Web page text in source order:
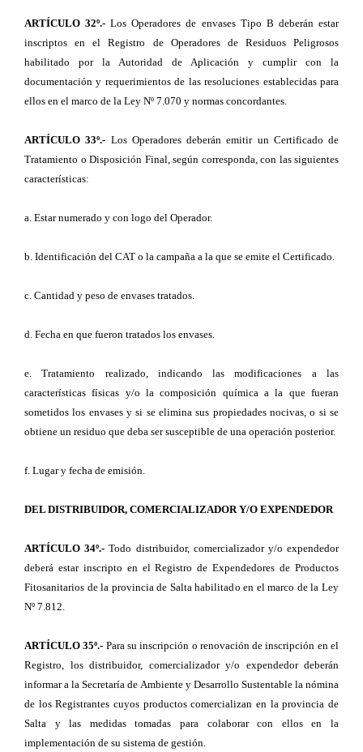
ARTÍCULO 32º.- Los Operadores de envases Tipo B deberán estar
inscriptos en el Registro de Operadores de Residuos Peligrosos
habilitado por la Autoridad de Aplicación y cumplir con la
documentación y requerimientos de las resoluciones establecidas para
ellos en el marco de la Ley Nº 7.070 y normas concordantes.
ARTÍCULO 33º.- Los Operadores deberán emitir un Certificado de
Tratamiento o Disposición Final, según corresponda, con las siguientes
características:
a. Estar numerado y con logo del Operador.
b. Identificación del CAT o la campaña a la que se emite el Certificado.
c. Cantidad y peso de envases tratados.
d. Fecha en que fueron tratados los envases.
e. Tratamiento realizado, indicando las modificaciones a las
características físicas y/o la composición química a la que fueran
sometidos los envases y si se elimina sus propiedades nocivas, o si se
obtiene un residuo que deba ser susceptible de una operación posterior.
f. Lugar y fecha de emisión.
DEL DISTRIBUIDOR, COMERCIALIZADOR Y/O EXPENDEDOR
ARTÍCULO 34º.- Todo distribuidor, comercializador y/o expendedor
deberá estar inscripto en el Registro de Expendedores de Productos
Fitosanitarios de la provincia de Salta habilitado en el marco de la Ley
Nº 7.812.
ARTÍCULO 35º.- Para su inscripción o renovación de inscripción en el
Registro, los distribuidor, comercializador y/o expendedor deberán
informar a la Secretaría de Ambiente y Desarrollo Sustentable la nómina
de los Registrantes cuyos productos comercializan en la provincia de
Salta y las medidas tomadas para colaborar con ellos en la
implementación de su sistema de gestión.